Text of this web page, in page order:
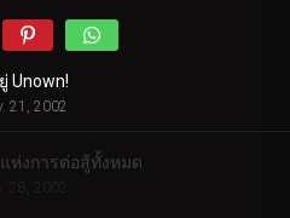
Unown!
21, 2002
ห่งการต่อสู้ทั้งหมด
28, 2002